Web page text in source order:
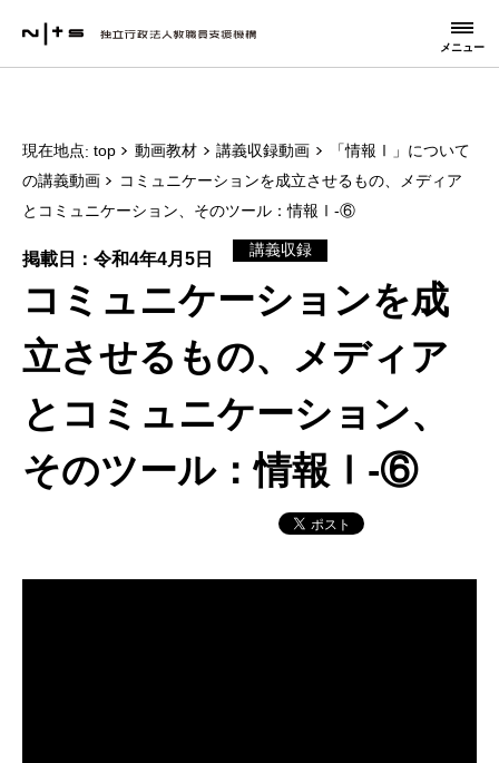
メニュー
現在地点 top 動画教材 講義収録動画
「情報Ⅰ」について
の講義動画
コミュニケーションを成立させるもの、メディア
とコミュニケーション、そのツール：情報Ⅰ-⑥
掲載日：令和4年4月5日 講義収録
コミュニケーションを成
立させるもの、メディア
とコミュニケーション、
そのツール：情報Ⅰ-⑥